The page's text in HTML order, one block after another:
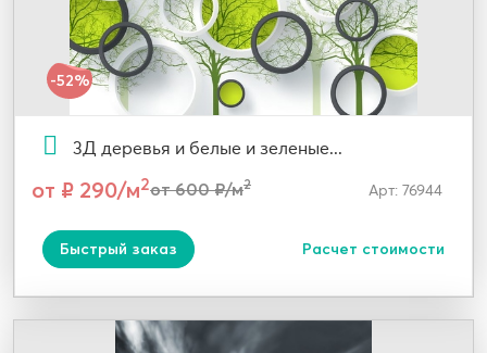
-52%
3Д деревья и белые и зеленые...
от ₽ 290/м2от 600 ₽/м2 Арт: 76944
Быстрый заказ Расчет стоимости